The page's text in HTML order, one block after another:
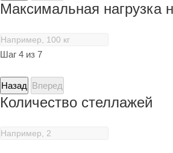
Максимальная нагрузка
Шаг 4 из 7
Назад Вперед
Количество стеллажей